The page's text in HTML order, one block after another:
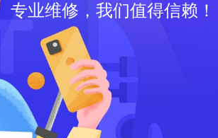
专业维修，我们值得信赖！